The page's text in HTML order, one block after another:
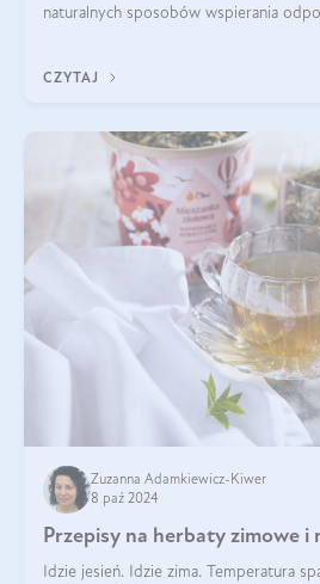
naturalnych sposobów wspierania
CZYTAJ
Zuzanna Adamkiewicz-Kiwer
8 paź 2024
Przepisy na herbaty zimowe i
Idzie jesień. Idzie zima. Temperatura